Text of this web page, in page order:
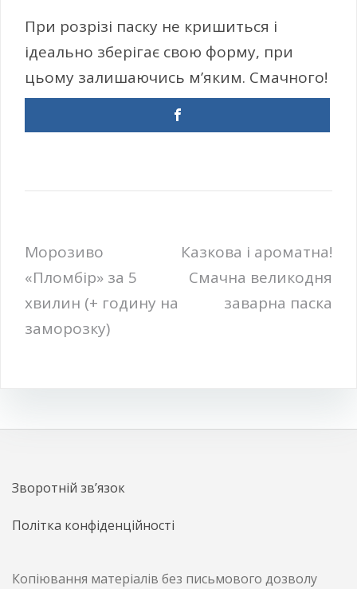
При розрізі паску не кришиться і
ідеально зберігає свою форму, при
цьому залишаючись м’яким. Смачного!
Навігація
записів
Морозиво
«Пломбір» за 5
хвилин (+ годину на
заморозку)
Казкова і ароматна!
Смачна великодня
заварна паска
Зворотній зв’язок
Політка конфіденційності
Копіювання матеріалів без письмового дозволу